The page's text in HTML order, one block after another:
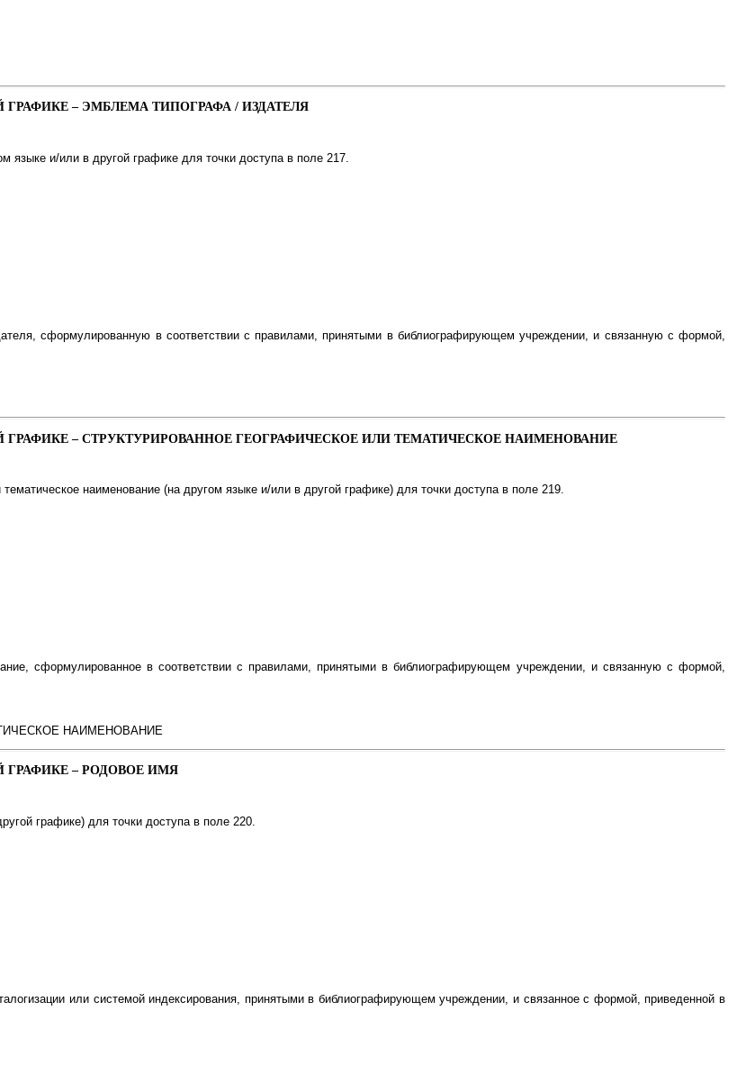
– ЭМБЛЕМА ТИПОГРАФА / ИЗДАТЕЛЯ
языке и/или в другой графике для точки доступа в поле 217.
сформулированную в соответствии с правилами, принятыми в библиографирующем учреждении, и связанную с формой,
– СТРУКТУРИРОВАННОЕ ГЕОГРАФИЧЕСКОЕ ИЛИ ТЕМАТИЧЕСКОЕ НАИМЕНОВАНИЕ
наименование (на другом языке и/или в другой графике) для точки доступа в поле 219.
сформулированное в соответствии с правилами, принятыми в библиографирующем учреждении, и связанную с формой,
НАИМЕНОВАНИЕ
ГРАФИКЕ – РОДОВОЕ ИМЯ
графике) для точки доступа в поле 220.
или системой индексирования, принятыми в библиографирующем учреждении, и связанное с формой, приведенной в